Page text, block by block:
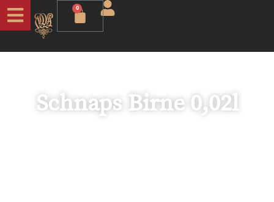
0
Schnaps Birne 0,02l